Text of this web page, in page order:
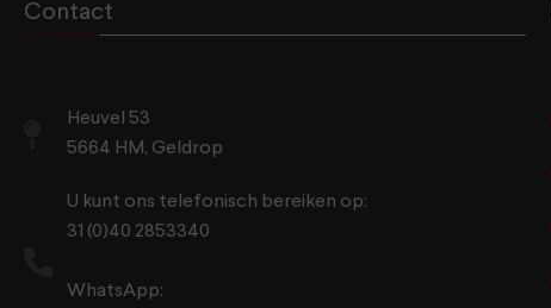
Contact
Heuvel 53
5664 HM, Geldrop
U kunt ons telefonisch bereiken op:
31 (0)40 2853340
WhatsApp: